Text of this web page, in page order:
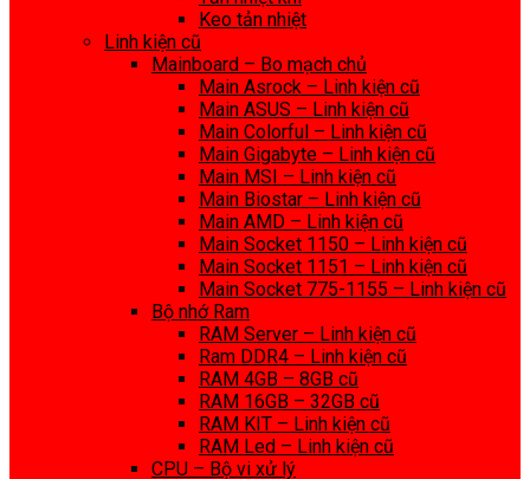
Keo tản nhiệt
Linh kiện cũ
Mainboard – Bo mạch chủ
Main Asrock – Linh kiện cũ
Main ASUS – Linh kiện cũ
Main Colorful – Linh kiện cũ
Main Gigabyte – Linh kiện cũ
Main MSI – Linh kiện cũ
Main Biostar – Linh kiện cũ
Main AMD – Linh kiện cũ
Main Socket 1150 – Linh kiện cũ
Main Socket 1151 – Linh kiện cũ
Main Socket 775-1155 – Linh kiện cũ
Bộ nhớ Ram
RAM Server – Linh kiện cũ
Ram DDR4 – Linh kiện cũ
RAM 4GB – 8GB cũ
RAM 16GB – 32GB cũ
RAM KIT – Linh kiện cũ
RAM Led – Linh kiện cũ
CPU – Bộ vi xử lý